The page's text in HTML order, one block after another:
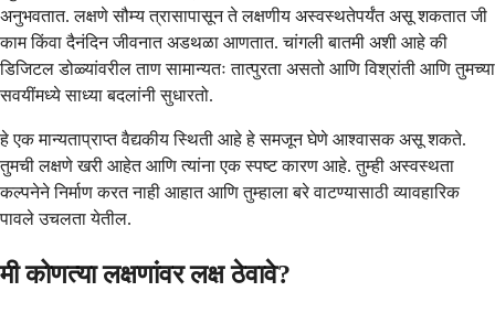
अनुभवतात. लक्षणे सौम्य त्रासापासून ते लक्षणीय अस्वस्थतेपर्यंत असू शकतात जी
काम किंवा दैनंदिन जीवनात अडथळा आणतात. चांगली बातमी अशी आहे की
डिजिटल डोळ्यांवरील ताण सामान्यतः तात्पुरता असतो आणि विश्रांती आणि तुमच्या
सवयींमध्ये साध्या बदलांनी सुधारतो.
हे एक मान्यताप्राप्त वैद्यकीय स्थिती आहे हे समजून घेणे आश्वासक असू शकते.
तुमची लक्षणे खरी आहेत आणि त्यांना एक स्पष्ट कारण आहे. तुम्ही अस्वस्थता
कल्पनेने निर्माण करत नाही आहात आणि तुम्हाला बरे वाटण्यासाठी व्यावहारिक
पावले उचलता येतील.
मी कोणत्या लक्षणांवर लक्ष ठेवावे?